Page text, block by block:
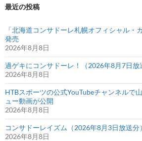
最近の投稿
「北海道コンサドーレ札幌オフィシャル・
発売
2026年8月8日
過ゲキにコンサドーレ！（2026年8月7日放
2026年8月8日
HTBスポーツの公式YouTubeチャンネルで
ュー動画が公開
2026年8月8日
コンサドーレイズム（2026年8月3日放送分）
2026年8月8日